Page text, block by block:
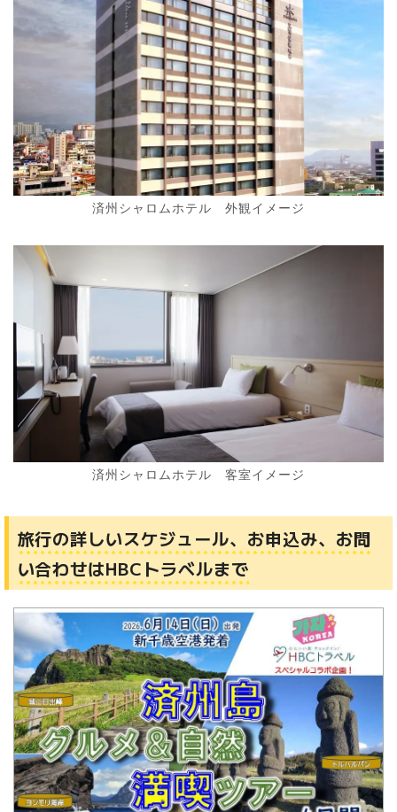
済州シャロムホテル 外観イメージ
済州シャロムホテル 客室イメージ
旅行の詳しいスケジュール、お申込み、お問
い合わせはHBCトラベルまで